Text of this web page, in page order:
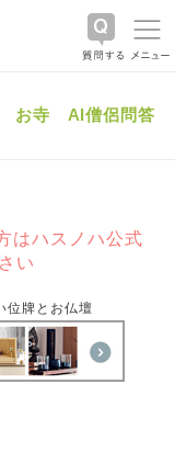
お寺 AI僧侶問答
はハスノハ公式
い
位牌とお仏壇